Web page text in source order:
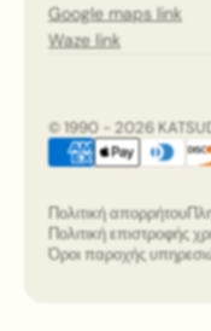
Google maps link
Waze link
© 1990 - 2026
Πολιτική απορρήτου
Πολιτική επιστροφής
Όροι παροχής